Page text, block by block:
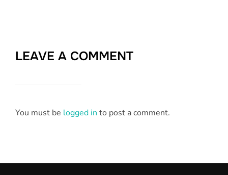
LEAVE A COMMENT
You must be logged in to post a comment.